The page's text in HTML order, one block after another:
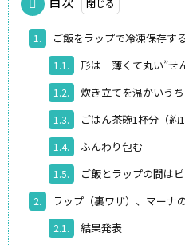
1. ご飯をラップで冷凍保存す
1.1. 形は「薄くて丸い”せ
1.2. 炊き立てを温かいう
1.3. ごはん茶碗1杯分（約
1.4. ふんわり包む
1.5. ご飯とラップの間は
2. ラップ（裏ワザ）、マーナ
2.1. 結果発表